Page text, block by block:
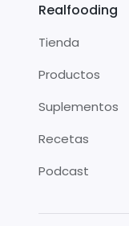
Realfooding
Tienda
Productos
Suplementos
Recetas
Podcast